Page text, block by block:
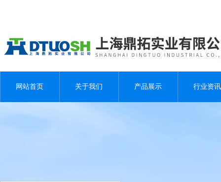
网站首页 关于我们 产品展示 行业资讯